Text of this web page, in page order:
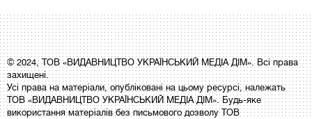
© 2024, ТОВ «ВИДАВНИЦТВО УКРАЇНСЬКИЙ МЕДІА ДІМ». Всі права
захищені.
Усі права на матеріали, опубліковані на цьому ресурсі, належать
ТОВ «ВИДАВНИЦТВО УКРАЇНСЬКИЙ МЕДІА ДІМ». Будь-яке
використання матеріалів без письмового дозволу ТОВ